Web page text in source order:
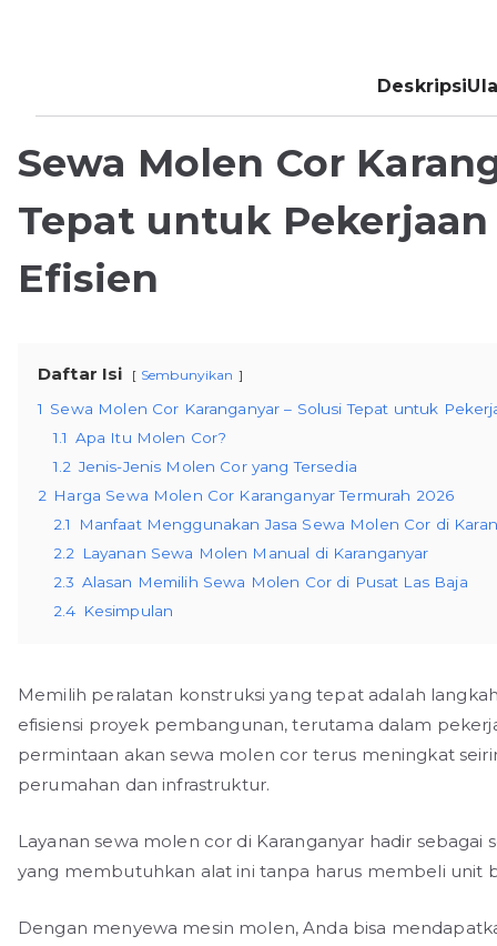
Deskripsi
Sewa Molen Cor
Tepat untuk
Efisien
Daftar Isi Sembunyikan
1 Sewa Molen Cor Karanganyar – Solusi Tepat untuk
1.1 Apa Itu Molen Cor?
1.2 Jenis-Jenis Molen Cor yang Tersedia
2 Harga Sewa Molen Cor Karanganyar Termurah 2026
2.1
Manfaat Menggunakan Jasa Sewa Molen Cor di
2.2 Layanan Sewa Molen Manual di Karanganyar
2.3 Alasan Memilih Sewa Molen Cor di Pusat Las Baja
2.4 Kesimpulan
Memilih peralatan konstruksi yang tepat adalah
efisiensi proyek pembangunan, terutama dalam
permintaan akan sewa molen cor terus meningkat
perumahan dan infrastruktur.
Layanan sewa molen cor di Karanganyar hadir sebagai
yang membutuhkan alat ini tanpa harus membeli unit
Dengan menyewa mesin molen, Anda bisa